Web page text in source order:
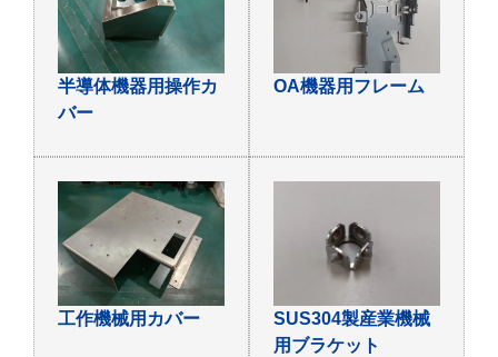
半導体機器用操作カ
バー
OA機器用フレーム
工作機械用カバー
SUS304製産業機械
用ブラケット